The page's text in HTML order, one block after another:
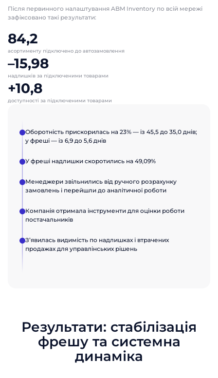
Після первинного налаштування ABM Inventory по всій мережі
зафіксовано такі результати:
84,2
асортименту підключено до автозамовлення
–15,98
надлишків за підключеними товарами
+10,8
доступності за підключеними товарами
Оборотність прискорилась на 23% — із 45,5 до 35,0 днів;
у фреші — із 6,9 до 5,6 днів
У фреші надлишки скоротились на 49,09%
Менеджери звільнились від ручного розрахунку
замовлень і перейшли до аналітичної роботи
Компанія отримала інструменти для оцінки роботи
постачальників
З’явилась видимість по надлишках і втрачених
продажах для управлінських рішень
Результати: стабілізація
фрешу та системна
динаміка